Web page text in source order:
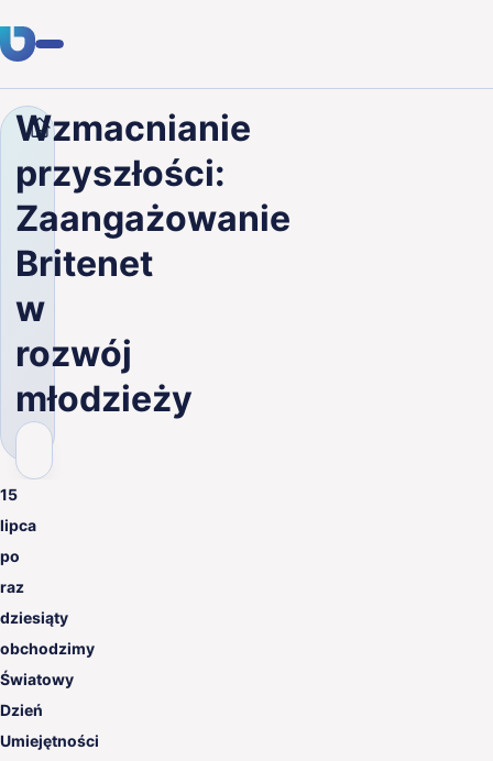
Usługi
Klienci
Branże
Firma Blog Wzmacnianie przyszłości:
Wzmacnianie
przyszłości:
Zaangażowanie
Britenet
w
rozwój
młodzieży
15
lipca
po
raz
dziesiąty
obchodzimy
Światowy
Dzień
Umiejętności